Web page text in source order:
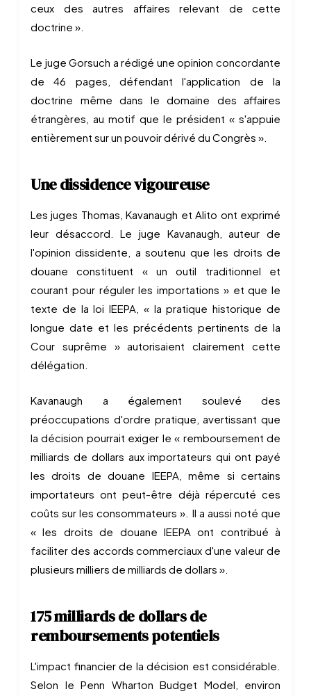
ceux des autres affaires relevant de cette
doctrine ».
Le juge Gorsuch a rédigé une opinion concordante
de 46 pages, défendant l'application de la
doctrine même dans le domaine des affaires
étrangères, au motif que le président « s'appuie
entièrement sur un pouvoir dérivé du Congrès ».
Une dissidence vigoureuse
Les juges Thomas, Kavanaugh et Alito ont exprimé
leur désaccord. Le juge Kavanaugh, auteur de
l'opinion dissidente, a soutenu que les droits de
douane constituent « un outil traditionnel et
courant pour réguler les importations » et que le
texte de la loi IEEPA, « la pratique historique de
longue date et les précédents pertinents de la
Cour suprême » autorisaient clairement cette
délégation.
Kavanaugh a également soulevé des
préoccupations d'ordre pratique, avertissant que
la décision pourrait exiger le « remboursement de
milliards de dollars aux importateurs qui ont payé
les droits de douane IEEPA, même si certains
importateurs ont peut-être déjà répercuté ces
coûts sur les consommateurs ». Il a aussi noté que
« les droits de douane IEEPA ont contribué à
faciliter des accords commerciaux d'une valeur de
plusieurs milliers de milliards de dollars ».
175 milliards de dollars de
remboursements potentiels
L'impact financier de la décision est considérable.
Selon le Penn Wharton Budget Model, environ